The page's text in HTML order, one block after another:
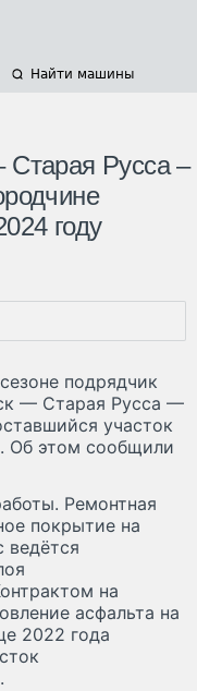
Найти машины
Старая Русса –
году
подрядчик
— Старая Русса —
участок
Об этом сообщили
Ремонтная
покрытие на
ведётся
на
асфальта на
2022 года